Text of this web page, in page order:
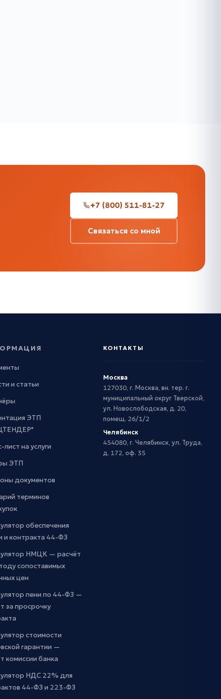
+7 (800) 511-81-27
Связаться со мной
и статьи
ЭТП
лист на услуги
ЭТП
документов
терминов
обеспечения
и контракта 44-ФЗ
НМЦК — расчёт
сопоставимых
цен
пени по 44-ФЗ —
за просрочку
стоимости
гарантии —
комиссии банка
НДС 22% для
44-ФЗ и 223-ФЗ
КОНТАКТЫ
Москва
127030, г. Москва, вн. тер. г.
муниципальный округ Тверской,
ул. Новослободская, д. 20,
помещ. 26/1/2
Челябинск
454080, г. Челябинск, ул. Труда,
д. 172, оф. 35